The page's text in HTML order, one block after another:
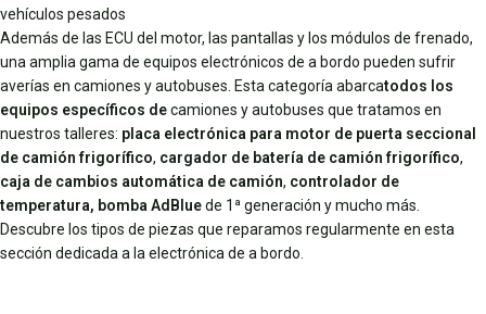
vehículos pesados
Además de las ECU del motor, las pantallas y los módulos de frenado,
una amplia gama de equipos electrónicos de a bordo pueden sufrir
averías en camiones y autobuses. Esta categoría abarcatodos los
equipos específicos decamiones y autobuses que tratamos en
nuestros talleres: placa electrónica para motor de puerta seccional
de camión frigorífico, cargador de batería de camión frigorífico,
caja de cambios automática de camión, controlador de
temperatura, bomba AdBluede 1ª generación y mucho más.
Descubre los tipos de piezas que reparamos regularmente en esta
sección dedicada a la electrónica de a bordo.